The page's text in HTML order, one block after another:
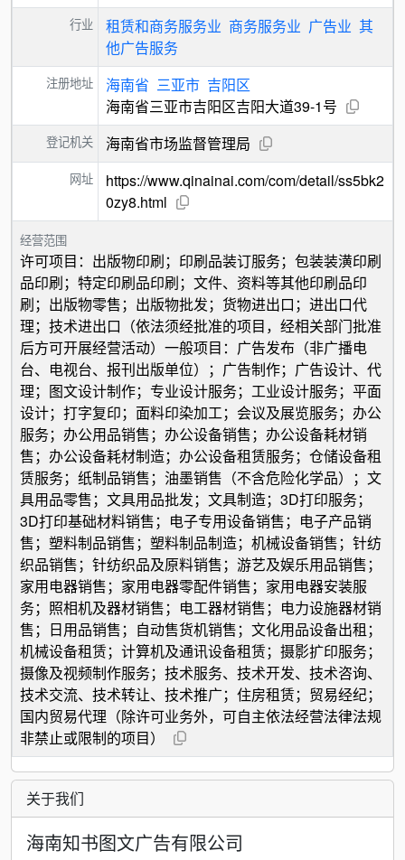
行业 租赁和商务服务业 商务服务业 广告业 其
他广告服务
注册地址 海南省 三亚市 吉阳区
海南省三亚市吉阳区吉阳大道39-1号
登记机关 海南省市场监督管理局
网址
https://www.qinainai.com/com/detail/ss5bk2
0zy8.html
经营范围
许可项目：出版物印刷；印刷品装订服务；包装装潢印刷
品印刷；特定印刷品印刷；文件、资料等其他印刷品印
刷；出版物零售；出版物批发；货物进出口；进出口代
理；技术进出口（依法须经批准的项目，经相关部门批准
后方可开展经营活动）一般项目：广告发布（非广播电
台、电视台、报刊出版单位）；广告制作；广告设计、代
理；图文设计制作；专业设计服务；工业设计服务；平面
设计；打字复印；面料印染加工；会议及展览服务；办公
服务；办公用品销售；办公设备销售；办公设备耗材销
售；办公设备耗材制造；办公设备租赁服务；仓储设备租
赁服务；纸制品销售；油墨销售（不含危险化学品）；文
具用品零售；文具用品批发；文具制造；3D打印服务；
3D打印基础材料销售；电子专用设备销售；电子产品销
售；塑料制品销售；塑料制品制造；机械设备销售；针纺
织品销售；针纺织品及原料销售；游艺及娱乐用品销售；
家用电器销售；家用电器零配件销售；家用电器安装服
务；照相机及器材销售；电工器材销售；电力设施器材销
售；日用品销售；自动售货机销售；文化用品设备出租；
机械设备租赁；计算机及通讯设备租赁；摄影扩印服务；
摄像及视频制作服务；技术服务、技术开发、技术咨询、
技术交流、技术转让、技术推广；住房租赁；贸易经纪；
国内贸易代理（除许可业务外，可自主依法经营法律法规
非禁止或限制的项目）
关于我们
海南知书图文广告有限公司